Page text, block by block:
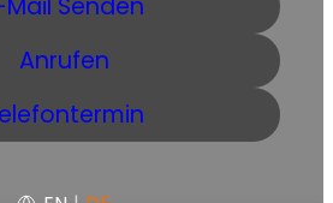
Anrufen